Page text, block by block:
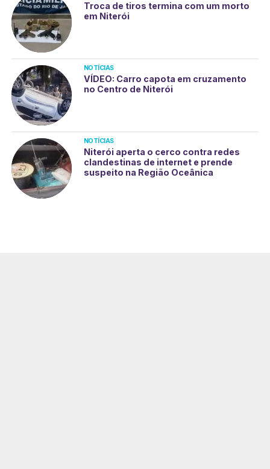
Troca de tiros termina com um morto
em Niterói
NOTÍCIAS
VÍDEO: Carro capota em cruzamento
no Centro de Niterói
NOTÍCIAS
Niterói aperta o cerco contra redes
clandestinas de internet e prende
suspeito na Região Oceânica